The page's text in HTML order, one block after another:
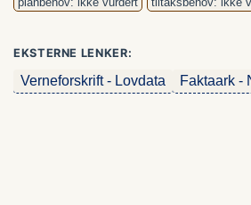
EKSTERNE LENKER:
Verneforskrift - Lovdata Faktaark -